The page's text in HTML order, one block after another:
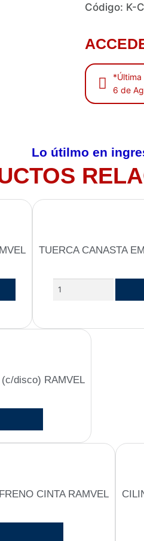
Código: K-
*Última
6 de
Lo útilmo en
TUERCA CANASTA
(c/disco) RAMVEL
CINTA RAMVEL